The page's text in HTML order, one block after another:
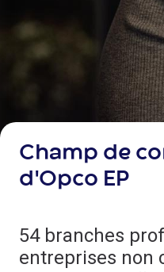
Champ de
d'Opco EP
54 branches
entreprises non